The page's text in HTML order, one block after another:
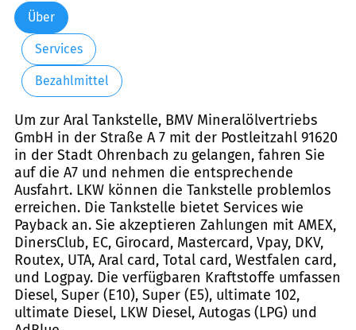
Über
Services
Bezahlmittel
Um zur Aral Tankstelle, BMV Mineralölvertriebs
GmbH in der Straße A 7 mit der Postleitzahl 91620
in der Stadt Ohrenbach zu gelangen, fahren Sie
auf die A7 und nehmen die entsprechende
Ausfahrt. LKW können die Tankstelle problemlos
erreichen. Die Tankstelle bietet Services wie
Payback an. Sie akzeptieren Zahlungen mit AMEX,
DinersClub, EC, Girocard, Mastercard, Vpay, DKV,
Routex, UTA, Aral card, Total card, Westfalen card,
und Logpay. Die verfügbaren Kraftstoffe umfassen
Diesel, Super (E10), Super (E5), ultimate 102,
ultimate Diesel, LKW Diesel, Autogas (LPG) und